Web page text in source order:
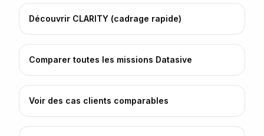
Découvrir CLARITY (cadrage rapide)
Comparer toutes les missions Datasive
Voir des cas clients comparables